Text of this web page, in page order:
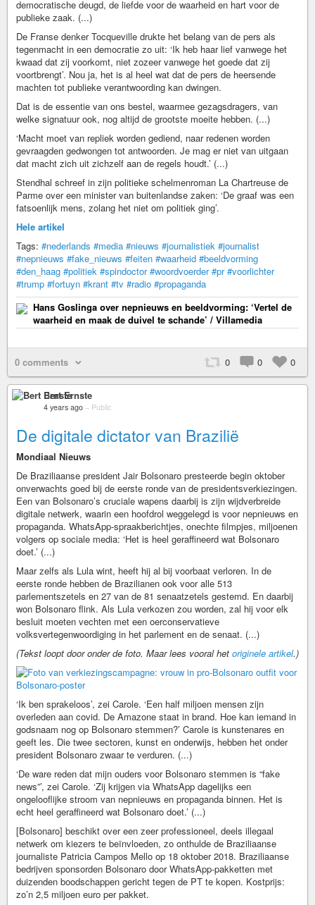
democratische deugd, de liefde voor de waarheid en hart voor de
publieke zaak. (...)
De Franse denker Tocqueville drukte het belang van de pers als
tegenmacht in een democratie zo uit: ‘Ik heb haar lief vanwege het
kwaad dat zij voorkomt, niet zozeer vanwege het goede dat zij
voortbrengt’. Nou ja, het is al heel wat dat de pers de heersende
machten tot publieke verantwoording kan dwingen.
Dat is de essentie van ons bestel, waarmee gezagsdragers, van
welke signatuur ook, nog altijd de grootste moeite hebben. (...)
‘Macht moet van repliek worden gediend, naar redenen worden
gevraagden gedwongen tot antwoorden. Je mag er niet van uitgaan
dat macht zich uit zichzelf aan de regels houdt.’ (...)
Stendhal schreef in zijn politieke schelmenroman La Chartreuse de
Parme over een minister van buitenlandse zaken: ‘De graaf was een
fatsoenlijk mens, zolang het niet om politiek ging’.
Hele artikel
Tags: #nederlands #media #nieuws #journalistiek #journalist
#nepnieuws #fake_nieuws #feiten #waarheid #beeldvorming
#den_haag #politiek #spindoctor #woordvoerder #pr #voorlichter
#trump #fortuyn #krant #tv #radio #propaganda
Hans Goslinga over nepnieuws en beeldvorming: ‘Vertel de
waarheid en maak de duivel te schande’ / Villamedia
0 comments 0 0 0
Bert Ernste
4 years ago – Public
De digitale dictator van Brazilië
Mondiaal Nieuws
De Braziliaanse president Jair Bolsonaro presteerde begin oktober
onverwachts goed bij de eerste ronde van de presidentsverkiezingen.
Een van Bolsonaro’s cruciale wapens daarbij is zijn wijdverbreide
digitale netwerk, waarin een hoofdrol weggelegd is voor nepnieuws en
propaganda. WhatsApp-spraakberichtjes, onechte filmpjes, miljoenen
volgers op sociale media: ‘Het is heel geraffineerd wat Bolsonaro
doet.’ (...)
Maar zelfs als Lula wint, heeft hij al bij voorbaat verloren. In de
eerste ronde hebben de Brazilianen ook voor alle 513
parlementszetels en 27 van de 81 senaatzetels gestemd. En daarbij
won Bolsonaro flink. Als Lula verkozen zou worden, zal hij voor elk
besluit moeten vechten met een oerconservatieve
volksvertegenwoordiging in het parlement en de senaat. (...)
(Tekst loopt door onder de foto. Maar lees vooral het originele artikel.)
‘Ik ben sprakeloos’, zei Carole. ‘Een half miljoen mensen zijn
overleden aan covid. De Amazone staat in brand. Hoe kan iemand in
godsnaam nog op Bolsonaro stemmen?’ Carole is kunstenares en
geeft les. Die twee sectoren, kunst en onderwijs, hebben het onder
president Bolsonaro zwaar te verduren. (...)
‘De ware reden dat mijn ouders voor Bolsonaro stemmen is “fake
news”’, zei Carole. ‘Zij krijgen via WhatsApp dagelijks een
ongelooflijke stroom van nepnieuws en propaganda binnen. Het is
echt heel geraffineerd wat Bolsonaro doet.’ (...)
[Bolsonaro] beschikt over een zeer professioneel, deels illegaal
netwerk om kiezers te beïnvloeden, zo onthulde de Braziliaanse
journaliste Patricia Campos Mello op 18 oktober 2018. Braziliaanse
bedrijven sponsorden Bolsonaro door WhatsApp-pakketten met
duizenden boodschappen gericht tegen de PT te kopen. Kostprijs:
zo’n 2,5 miljoen euro per pakket.